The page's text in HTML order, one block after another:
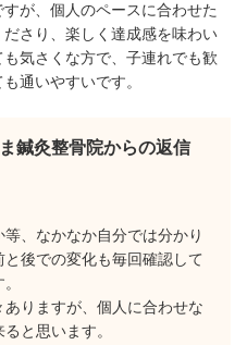
が、個人のペースに合わせた
さり、楽しく達成感を味わい
気さくな方で、子連れでも歓
通いやすいです。
鍼灸整骨院からの返信
、なかなか自分では分かり
後での変化も毎回確認して
りますが、個人に合わせな
と思います。